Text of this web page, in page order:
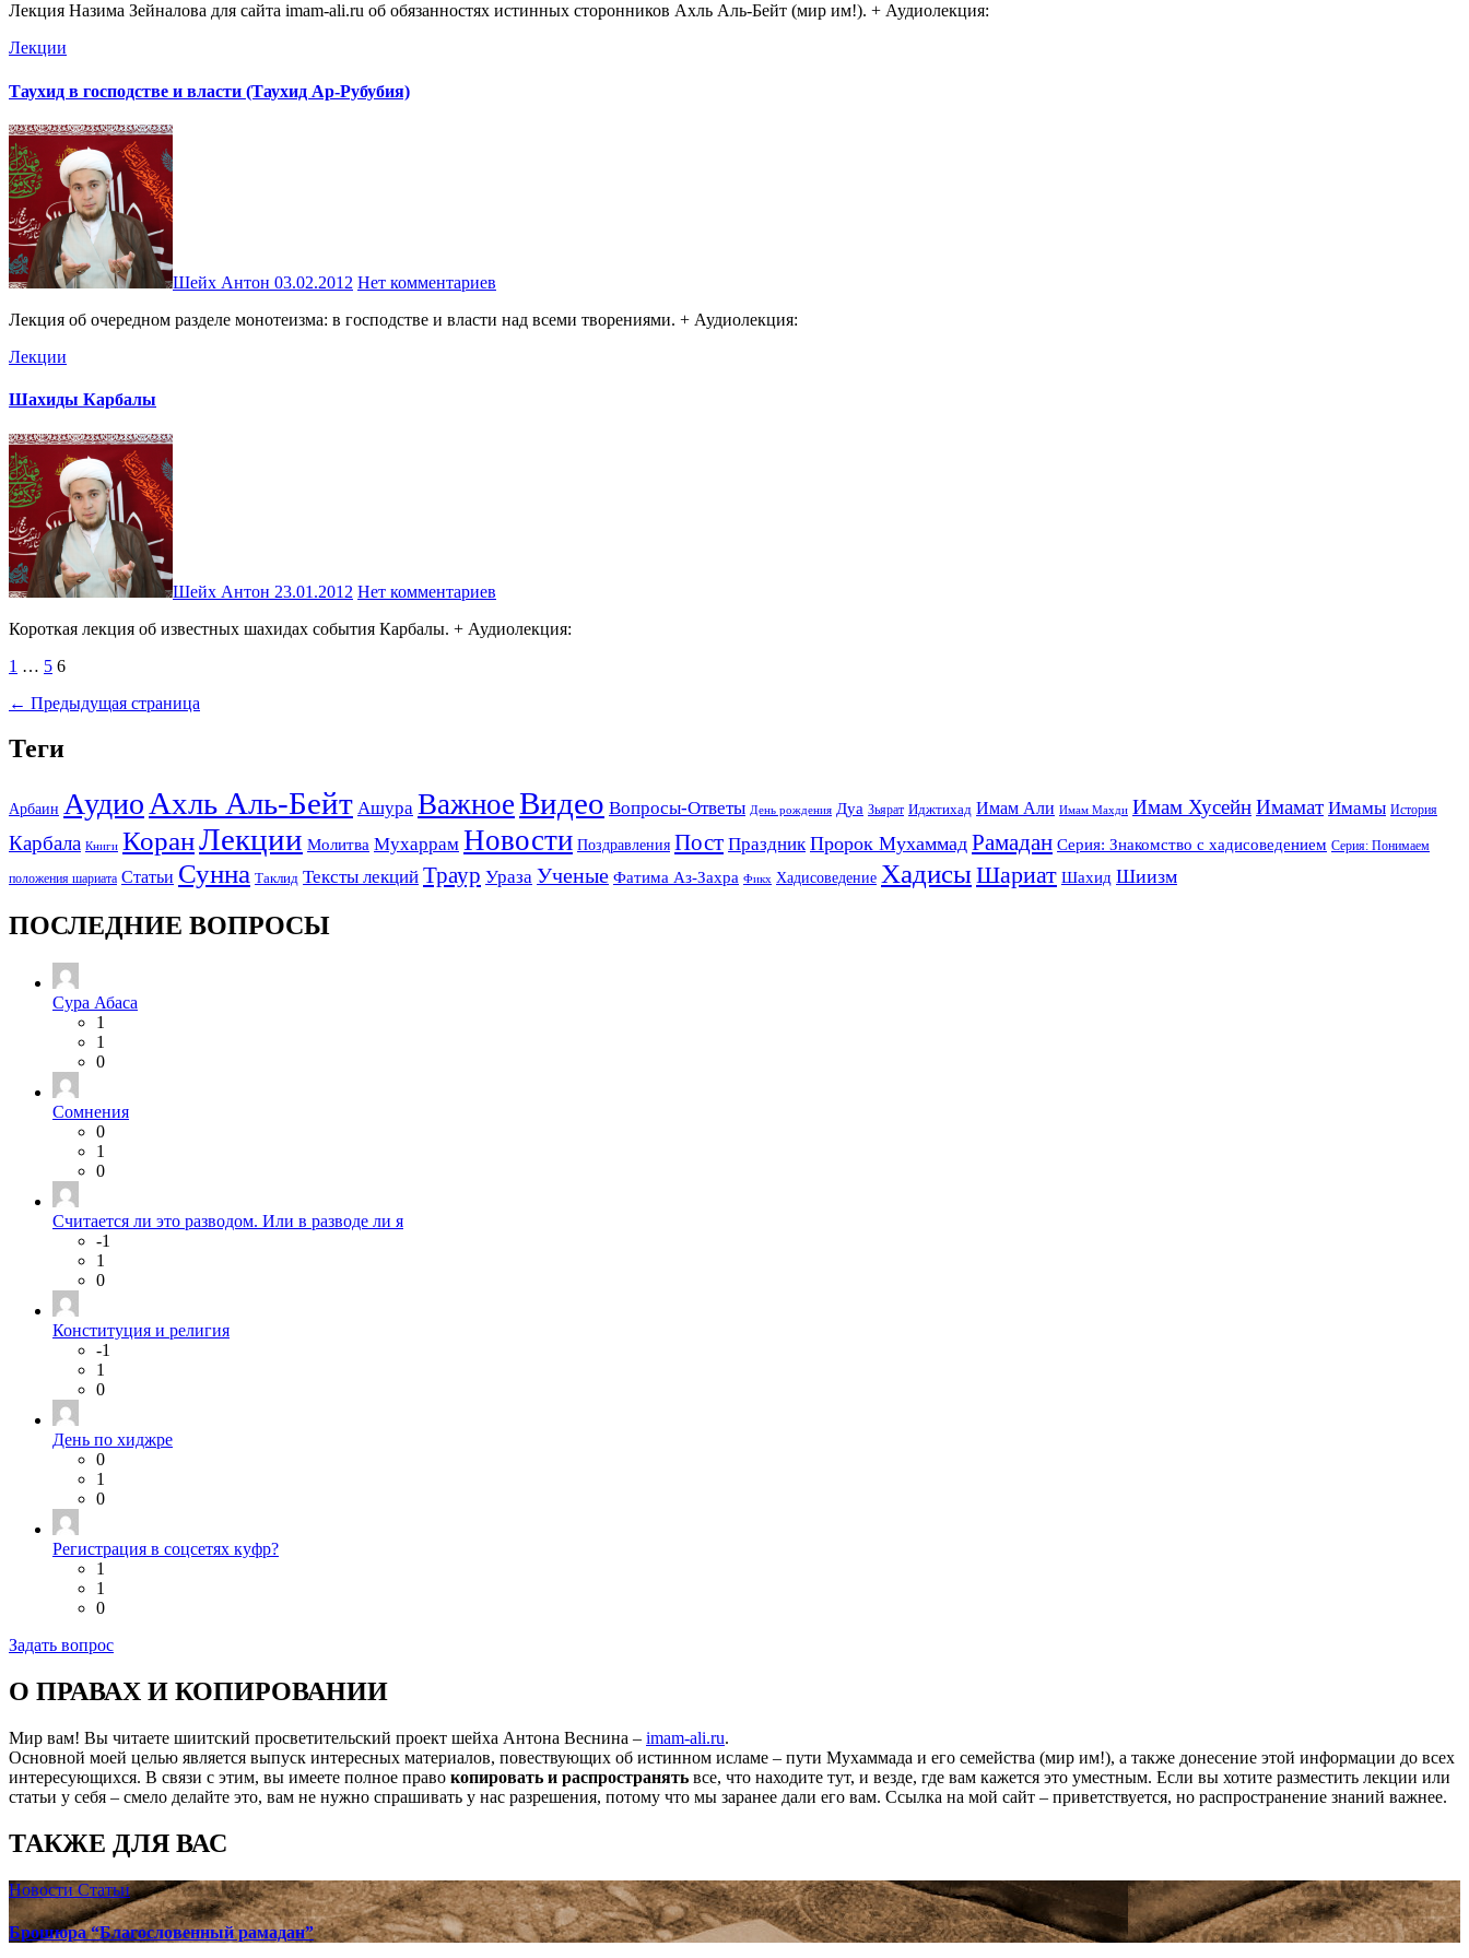
Лекция Назима Зейналова для сайта imam-ali.ru об обязанностях истинных сторонников Ахль Аль-Бейт (мир им!). + Аудиолекция:
Лекции
Таухид в господстве и власти (Таухид Ар-Рубубия)
Шейх Антон 03.02.2012 Нет комментариев
Лекция об очередном разделе монотеизма: в господстве и власти над всеми творениями. + Аудиолекция:
Лекции
Шахиды Карбалы
Шейх Антон 23.01.2012 Нет комментариев
Короткая лекция об известных шахидах события Карбалы. + Аудиолекция:
Пагинация
записей
1 … 5 6
← Предыдущая страница
Теги
Арбаин Аудио Ахль Аль-Бейт Ашура ВажноеВидео Вопросы-Ответы День рождения Дуа Зьярат Иджтихад Имам Али Имам Махди Имам ХусейнИмамат Имамы История
Карбала Книги КоранЛекции Молитва Мухаррам Новости Поздравления Пост Праздник Пророк Мухаммад Рамадан Серия: Знакомство с хадисоведением Серия: Понимаем
положения шариата Статьи Сунна Таклид Тексты лекций Траур Ураза Ученые Фатима Аз-Захра Фикх Хадисоведение ХадисыШариат Шахид Шиизм
ПОСЛЕДНИЕ ВОПРОСЫ
Сура Абаса
1
1
0
Сомнения
0
1
0
Считается ли это разводом. Или в разводе ли я
-1
1
0
Конституция и религия
-1
1
0
День по хиджре
0
1
0
Регистрация в соцсетях куфр?
1
1
0
Задать вопрос
О ПРАВАХ И КОПИРОВАНИИ
Мир вам! Вы читаете шиитский просветительский проект шейха Антона Веснина – imam-ali.ru.
Основной моей целью является выпуск интересных материалов, повествующих об истинном исламе – пути Мухаммада и его семейства (мир им!), а также донесение этой информации до всех
интересующихся. В связи с этим, вы имеете полное право копировать и распространять все, что находите тут, и везде, где вам кажется это уместным. Если вы хотите разместить лекции или
статьи у себя – смело делайте это, вам не нужно спрашивать у нас разрешения, потому что мы заранее дали его вам. Ссылка на мой сайт – приветствуется, но распространение знаний важнее.
ТАКЖЕ ДЛЯ ВАС
НовостиСтатьи
Брошюра “Благословенный рамадан”